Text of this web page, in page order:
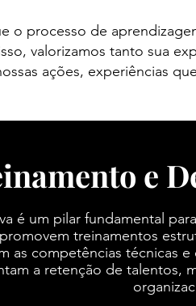
o processo de
valorizamos tanto sua
ações, experiências
e
é um pilar fundamental
treinamentos
as competências técnicas
a retenção de talentos,